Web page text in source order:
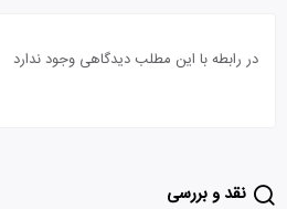
در رابطه با این مطلب دیدگاهی وجود ندارد
نقد و بررسی